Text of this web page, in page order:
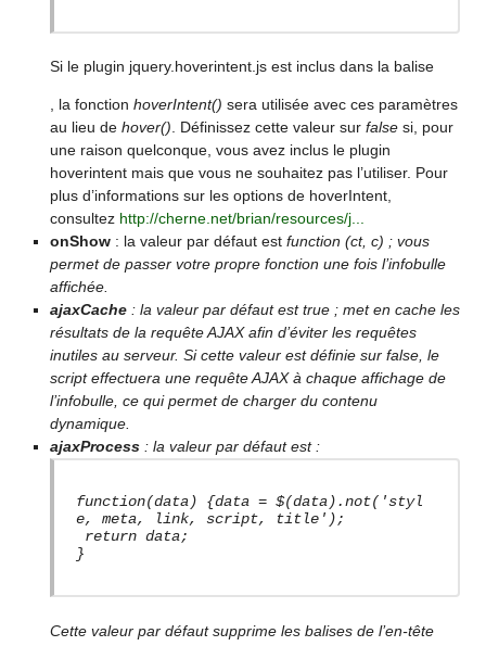
Si le plugin jquery.hoverintent.js est inclus dans la balise
, la fonction hoverIntent() sera utilisée avec ces paramètres
au lieu de hover() . Définissez cette valeur sur falsesi, pour
une raison quelconque, vous avez inclus le plugin
hoverintent mais que vous ne souhaitez pas l’utiliser. Pour
plus d’informations sur les options de hoverIntent,
consultez http://cherne.net/brian/resources/j...
onShow: la valeur par défaut est function (ct, c) ; vous
permet de passer votre propre fonction une fois l’infobulle
affichée.
ajaxCache: la valeur par défaut esttrue; met en cache les
résultats de la requête AJAX afin d’éviter les requêtes
inutiles au serveur. Si cette valeur est définie sur false, le
script effectuera une requête AJAX à chaque affichage de
l’infobulle, ce qui permet de charger du contenu
dynamique.
ajaxProcess: la valeur par défaut est :
function(data) {data = $(data).not('styl
e, meta, link, script, title');
return data;
}
Cette valeur par défaut supprime les balises de l’en-tête